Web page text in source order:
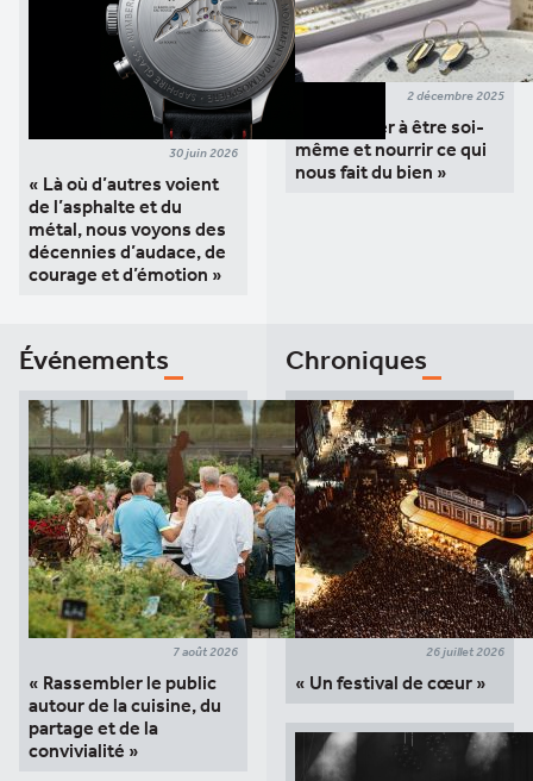
30 juin 2026
« Là où d’autres voient
de l’asphalte et du
métal, nous voyons des
décennies d’audace, de
courage et d’émotion »
2 décembre 2025
« Continuer à être soi-
même et nourrir ce qui
nous fait du bien »
Événements
7 août 2026
« Rassembler le public
autour de la cuisine, du
partage et de la
convivialité »
Chroniques
26 juillet 2026
« Un festival de cœur »